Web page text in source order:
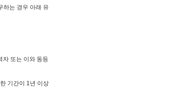
하는 경우 아래 유
자 또는 이와 동등
기간이 1년 이상